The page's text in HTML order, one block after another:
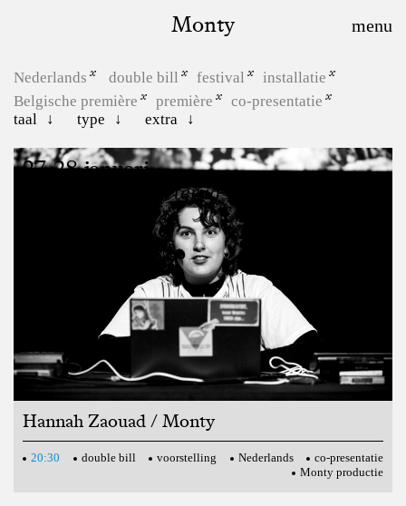
Monty
Nederlands double bill festival
installatie
Belgische première
première
co-presentatie
taal
type extra
27, 28 januari
Hoe zeg je “kom terug”?
Hannah Zaouad / Monty
20:30 double bill voorstelling Nederlands
co-presentatie
Monty productie